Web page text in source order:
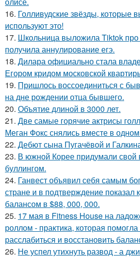
16. Голливудские звёзды, которые
используют это!
17. Школьница выложила Tiktok про
получила аннулирование егэ.
18. Дилара официально стала
Егором кридом московской
19. Пришлось воссоединиться с
на дне рождении отца бывшего.
20. Объятие длиной в 3000 лет.
21. Две самые горячие актрисы
Меган Фокс снялись вместе в
22. Дебют сына Пугачёвой и
23. В южной Корее придумали свой
буллингом.
24. Ганвест объявил себя самым
стране и в подтверждение показал
балансом в $88, 000, 000.
25. 17 мая в Fitness House на
роллом - практика, которая
расслабиться и восстановить
26. Не успел утихнуть развод - а